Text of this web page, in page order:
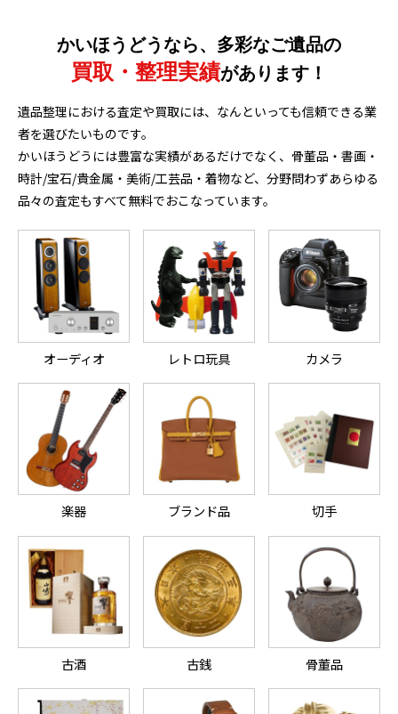
かいほうどうなら、多彩なご遺品の
買取・整理実績があります！
遺品整理における査定や買取には、なんといっても信頼できる業
者を選びたいものです。
かいほうどうには豊富な実績があるだけでなく、骨董品・書画・
時計/宝石/貴金属・美術/工芸品・着物など、分野問わずあらゆる
品々の査定もすべて無料でおこなっています。
オーディオ レトロ玩具 カメラ
楽器 ブランド品 切手
古酒 古銭 骨董品